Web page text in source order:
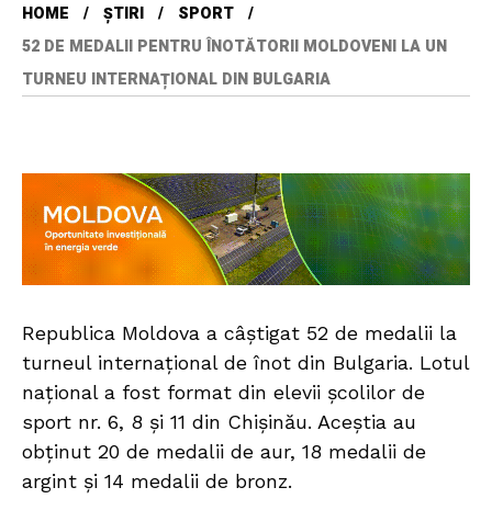
HOME ȘTIRI
SPORT
52 DE MEDALII PENTRU ÎNOTĂTORII MOLDOVENI LA UN
TURNEU INTERNAȚIONAL DIN BULGARIA
Republica Moldova a câștigat 52 de medalii la
turneul internațional de înot din Bulgaria. Lotul
național a fost format din elevii școlilor de
sport nr. 6, 8 și 11 din Chișinău. Aceștia au
obținut 20 de medalii de aur, 18 medalii de
argint și 14 medalii de bronz.